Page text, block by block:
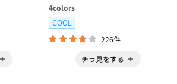
4colors
COOL
226件
チラ見をする